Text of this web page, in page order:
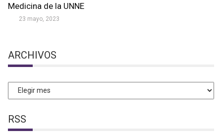
Medicina de la UNNE
23 mayo, 2023
ARCHIVOS
Archivos
RSS